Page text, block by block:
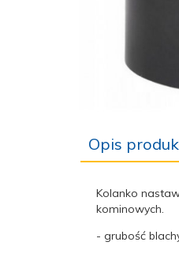
Opis
Kolanko
kominowych.
- grubość